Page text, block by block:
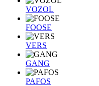
VOZOL
FOOSE
VERS
GANG
PAFOS